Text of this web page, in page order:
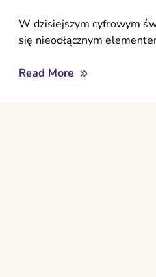
W dzisiejszym cyfrowym
się nieodłącznym
Read More